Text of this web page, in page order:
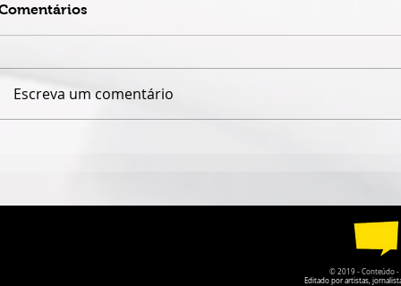
AGOSTO
O
Escreva um comentário
© 2019 - Conteúdo -
Editado por artistas,